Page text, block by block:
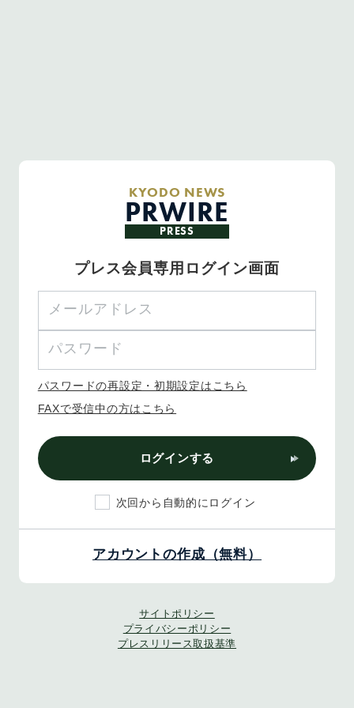
KYODO NEWS
PRWIRE
PRESS
プレス会員専用ログイン画面
パスワードの再設定・初期設定はこちら
FAXで受信中の方はこちら
ログインする
次回から自動的にログイン
アカウントの作成（無料）
サイトポリシー
プライバシーポリシー
プレスリリース取扱基準